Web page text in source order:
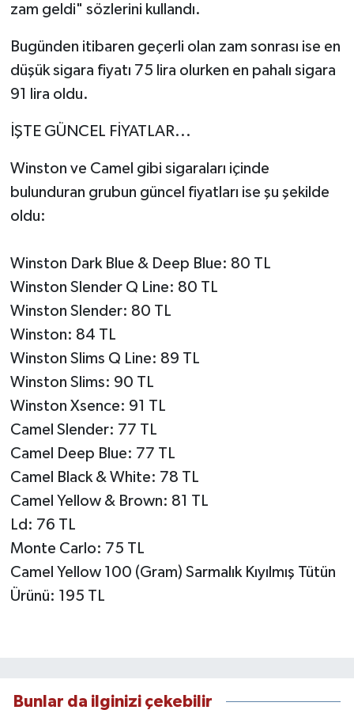
zam geldi" sözlerini kullandı.
Bugünden itibaren geçerli olan zam sonrası ise en
düşük sigara fiyatı 75 lira olurken en pahalı sigara
91 lira oldu.
İŞTE GÜNCEL FİYATLAR...
Winston ve Camel gibi sigaraları içinde
bulunduran grubun güncel fiyatları ise şu şekilde
oldu:
Winston Dark Blue & Deep Blue: 80 TL
Winston Slender Q Line: 80 TL
Winston Slender: 80 TL
Winston: 84 TL
Winston Slims Q Line: 89 TL
Winston Slims: 90 TL
Winston Xsence: 91 TL
Camel Slender: 77 TL
Camel Deep Blue: 77 TL
Camel Black & White: 78 TL
Camel Yellow & Brown: 81 TL
Ld: 76 TL
Monte Carlo: 75 TL
Camel Yellow 100 (Gram) Sarmalık Kıyılmış Tütün
Ürünü: 195 TL
Bunlar da ilginizi çekebilir